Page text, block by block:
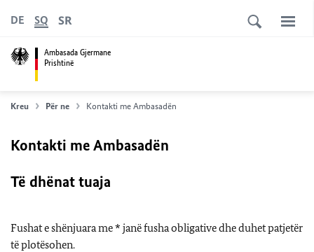
Ambasada Gjermane
Prishtinë
DE SQ SR
Kreu Për ne Kontakti me Ambasadën
Kontakti me Ambasadën
Të dhënat tuaja
Fushat e shënjuara me * janë fusha obligative dhe duhet patjetër
të plotësohen.